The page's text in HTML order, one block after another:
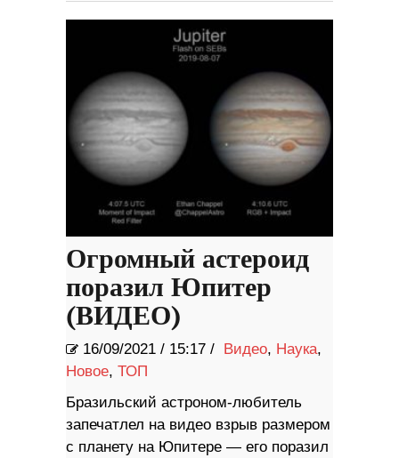
Огромный астероид
поразил Юпитер
(ВИДЕО)
16/09/2021 / 15:17 / Видео, Наука,
Новое, ТОП
Бразильский астроном-любитель
запечатлел на видео взрыв размером
с планету на Юпитере — его поразил